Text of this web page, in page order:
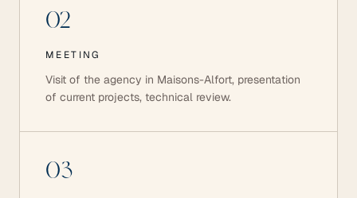
02
MEETING
Visit of the agency in Maisons-Alfort, presentation
of current projects, technical review.
03